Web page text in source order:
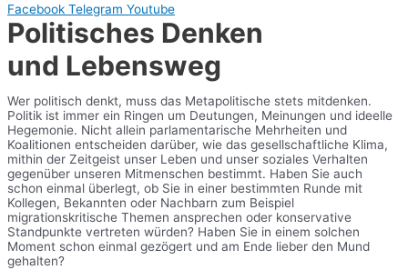
Facebook Telegram Youtube
Politisches Denken
und Lebensweg
Wer politisch denkt, muss das Metapolitische stets mitdenken.
Politik ist immer ein Ringen um Deutungen, Meinungen und ideelle
Hegemonie. Nicht allein parlamentarische Mehrheiten und
Koalitionen entscheiden darüber, wie das gesellschaftliche Klima,
mithin der Zeitgeist unser Leben und unser soziales Verhalten
gegenüber unseren Mitmenschen bestimmt. Haben Sie auch
schon einmal überlegt, ob Sie in einer bestimmten Runde mit
Kollegen, Bekannten oder Nachbarn zum Beispiel
migrationskritische Themen ansprechen oder konservative
Standpunkte vertreten würden? Haben Sie in einem solchen
Moment schon einmal gezögert und am Ende lieber den Mund
gehalten?